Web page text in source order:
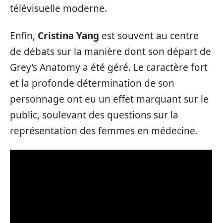
télévisuelle moderne.
Enfin, Cristina Yang est souvent au centre
de débats sur la manière dont son départ de
Grey’s Anatomy a été géré. Le caractère fort
et la profonde détermination de son
personnage ont eu un effet marquant sur le
public, soulevant des questions sur la
représentation des femmes en médecine.